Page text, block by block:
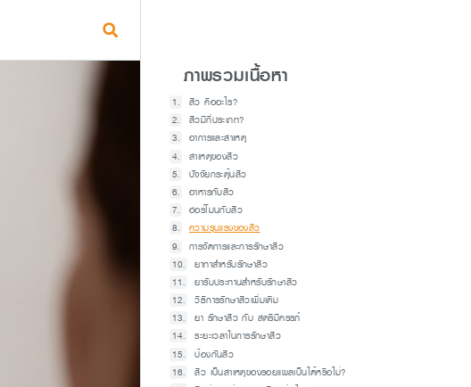
ภาพรวมเนื้อหา
สิว คืออะไร?
สิวมีกี่ประเภท?
อาการและสาเหตุ
สาเหตุของสิว
ปัจจัยกระตุ้นสิว
อาหารกับสิว
ฮอร์โมนกับสิว
ความรุนแรงของสิว
การจัดการและการรักษาสิว
ยาทาสำหรับรักษาสิว
ยารับประทานสำหรับรักษาสิว
วิธีการรักษาสิวเพิ่มเติม
ยา รักษาสิว กับ สตรีมีครรภ์
ระยะเวลาในการรักษาสิว
ป้องกันสิว
สิว เป็นสาเหตุของรอยแผลเป็นได้หรือไม่?